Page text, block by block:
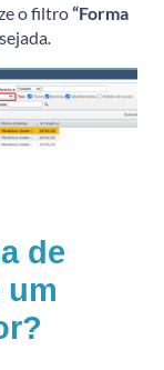
o filtro“Forma
de
um